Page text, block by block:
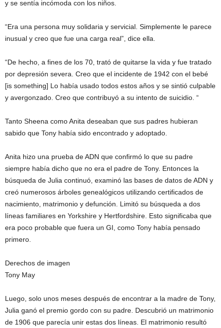
y se sentía incómoda con los niños.
“Era una persona muy solidaria y servicial. Simplemente le parece
inusual y creo que fue una carga real”, dice ella.
“De hecho, a fines de los 70, trató de quitarse la vida y fue tratado
por depresión severa. Creo que el incidente de 1942 con el bebé
[is something] Lo había usado todos estos años y se sintió culpable
y avergonzado. Creo que contribuyó a su intento de suicidio. “
Tanto Sheena como Anita deseaban que sus padres hubieran
sabido que Tony había sido encontrado y adoptado.
Anita hizo una prueba de ADN que confirmó lo que su padre
siempre había dicho que no era el padre de Tony. Entonces la
búsqueda de Julia continuó, examinó las bases de datos de ADN y
creó numerosos árboles genealógicos utilizando certificados de
nacimiento, matrimonio y defunción. Limitó su búsqueda a dos
líneas familiares en Yorkshire y Hertfordshire. Esto significaba que
era poco probable que fuera un GI, como Tony había pensado
primero.
Derechos de imagen
Tony May
Luego, solo unos meses después de encontrar a la madre de Tony,
Julia ganó el premio gordo con su padre. Descubrió un matrimonio
de 1906 que parecía unir estas dos líneas. El matrimonio resultó